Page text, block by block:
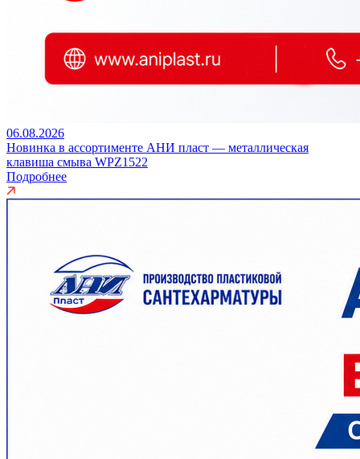
06.08.2026
Новинка в ассортименте АНИ пласт — металлическая
клавиша смыва WPZ1522
Подробнее